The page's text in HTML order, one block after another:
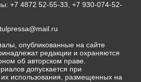
+7 4872 52-55-33, +7 930-074-52-
tulpressa@mail.ru
опубликованные на сайте
редакции и охраняются
об авторском праве.
допускается при
использования, размещенных на